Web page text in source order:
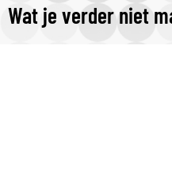
Wat je verder niet